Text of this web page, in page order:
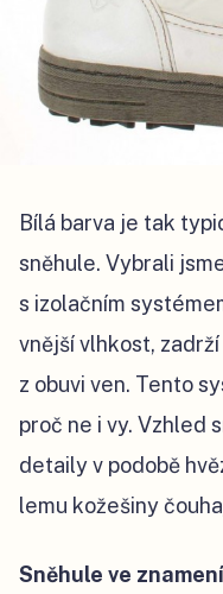
Bílá barva je tak
sněhule. Vybrali
s izolačním
vnější vlhkost,
z obuvi ven. Tento
proč ne i vy. Vzhled
detaily v podobě
lemu kožešiny
Sněhule ve